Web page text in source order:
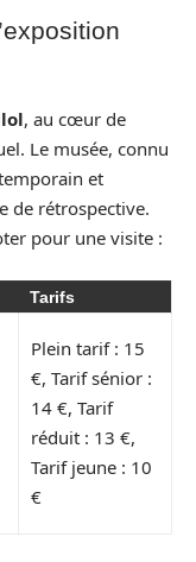
, au cœur de
Le musée, connu
et
de rétrospective.
pour une visite :
Tarifs
Plein tarif : 15
€, Tarif sénior :
14 €, Tarif
réduit : 13 €,
Tarif jeune : 10
€